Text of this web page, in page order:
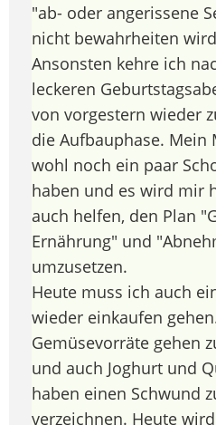
"ab- oder angerissene
nicht bewahrheiten
Ansonsten kehre ich
leckeren
von vorgestern wieder
die Aufbauphase. Mein
wohl noch ein paar
haben und es wird mir
auch helfen, den Plan
Ernährung" und
umzusetzen.
Heute muss ich auch
wieder einkaufen
Gemüsevorräte gehen
und auch Joghurt und
haben einen Schwund
verzeichnen. Heute